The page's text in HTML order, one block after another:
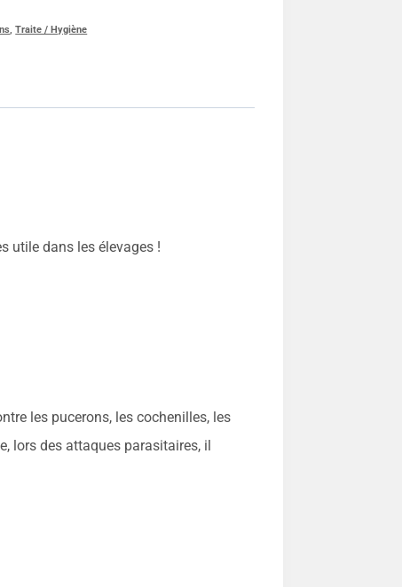
,Traite / Hygiène
utile dans les élevages !
les pucerons, les cochenilles, les
lors des attaques parasitaires, il